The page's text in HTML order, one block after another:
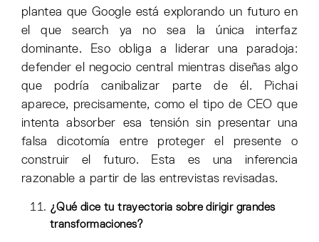
plantea que Google está explorando un futuro en
el que search ya no sea la única interfaz
dominante. Eso obliga a liderar una paradoja:
defender el negocio central mientras diseñas algo
que podría canibalizar parte de él. Pichai
aparece, precisamente, como el tipo de CEO que
intenta absorber esa tensión sin presentar una
falsa dicotomía entre proteger el presente o
construir el futuro. Esta es una inferencia
razonable a partir de las entrevistas revisadas.
¿Qué dice tu trayectoria sobre dirigir grandes
transformaciones?